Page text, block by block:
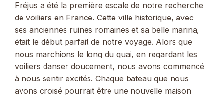
Fréjus a été la première escale de notre recherche
de voiliers en France. Cette ville historique, avec
ses anciennes ruines romaines et sa belle marina,
était le début parfait de notre voyage. Alors que
nous marchions le long du quai, en regardant les
voiliers danser doucement, nous avons commencé
à nous sentir excités. Chaque bateau que nous
avons croisé pourrait être une nouvelle maison